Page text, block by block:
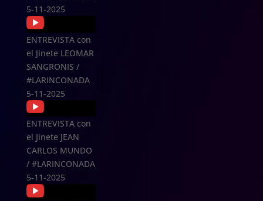
5-11-2025
ENTREVISTA con
el Jinete LEOMAR
SANGRONIS /
#LARINCONADA
5-11-2025
ENTREVISTA con
el Jinete JEAN
CARLOS MUNDO
/ #LARINCONADA
5-11-2025